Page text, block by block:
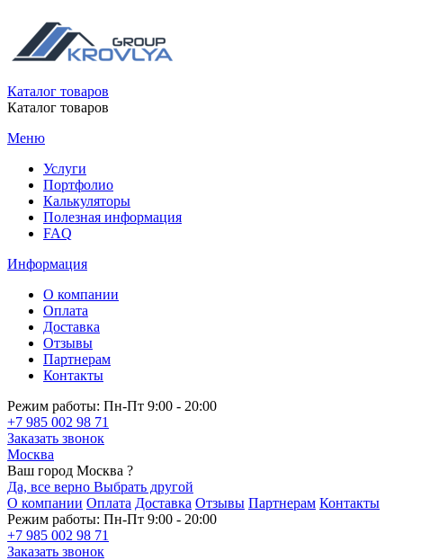
Каталог товаров
Каталог товаров
Меню
Услуги
Портфолио
Калькуляторы
Полезная информация
FAQ
Информация
О компании
Оплата
Доставка
Отзывы
Партнерам
Контакты
Режим работы: Пн-Пт 9:00 - 20:00
+7 985 002 98 71
Заказать звонок
Москва
Ваш город Москва ?
Да, все верно Выбрать другой
О компании Оплата Доставка Отзывы Партнерам Контакты
Режим работы: Пн-Пт 9:00 - 20:00
+7 985 002 98 71
Заказать звонок